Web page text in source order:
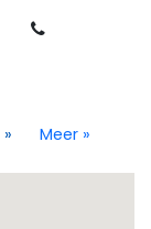
» Meer »